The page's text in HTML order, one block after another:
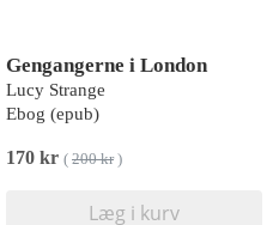
Gengangerne i London
Lucy Strange
Ebog (epub)
170 kr ( 200 kr)
Læg i kurv